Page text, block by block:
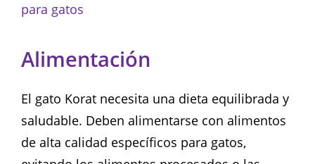
para gatos
Alimentación
El gato Korat necesita una dieta equilibrada y
saludable. Deben alimentarse con alimentos
de alta calidad específicos para gatos,